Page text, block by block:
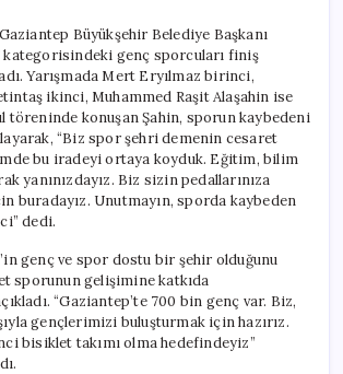
Büyükşehir Belediye Başkanı
kategorisindeki genç sporcuları finiş
Yarışmada Mert Eryılmaz birinci,
ikinci, Muhammed Raşit Alaşahin ise
töreninde konuşan Şahin, sporun kaybedeni
“Biz spor şehri demenin cesaret
bu iradeyi ortaya koyduk. Eğitim, bilim
yanınızdayız. Biz sizin pedallarınıza
buradayız. Unutmayın, sporda kaybeden
dedi.
genç ve spor dostu bir şehir olduğunu
sporunun gelişimine katkıda
“Gaziantep’te 700 bin genç var. Biz,
gençlerimizi buluşturmak için hazırız.
bisiklet takımı olma hedefindeyiz”